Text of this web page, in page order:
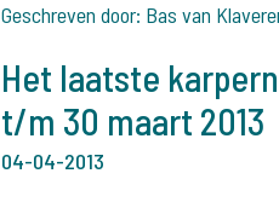
Geschreven door: Bas van
Het laatste
t/m 30 maart 2013
04-04-2013